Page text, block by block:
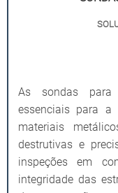
As sondas para
essenciais para
materiais
destrutivas e
inspeções em
integridade das